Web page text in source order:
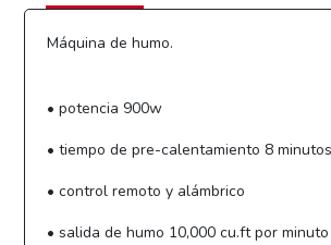
Máquina de humo.
• potencia 900w
• tiempo de pre-calentamiento 8 minutos
• control remoto y alámbrico
• salida de humo 10,000 cu.ft por minuto